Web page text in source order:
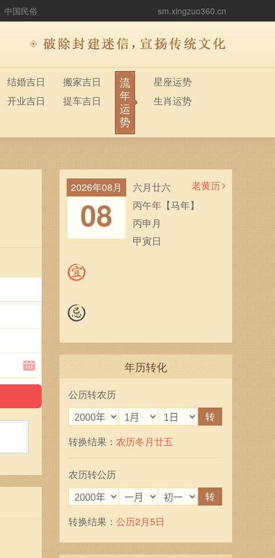
中国民俗 sm.xingzuo360.cn
结婚吉日
搬家吉日
开业吉日
提车吉日
流
年
运
势
星座运势
生肖运势
老黄历
2026年08月
08
六月廿六
丙午年【马年】
丙申月
甲寅日
年历转化
公历转农历
转
转换结果： 农历冬月廿五
农历转公历
转
转换结果： 公历2月5日